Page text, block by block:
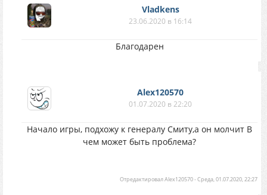
Vladkens
23.06.2020 в 16:14
Благодарен
Alex120570
01.07.2020 в 22:20
Начало игры, подхожу к генералу Смиту,а он молчит В
чем может быть проблема?
ОтредактировалAlex120570-Среда, 01.07.2020, 22:27